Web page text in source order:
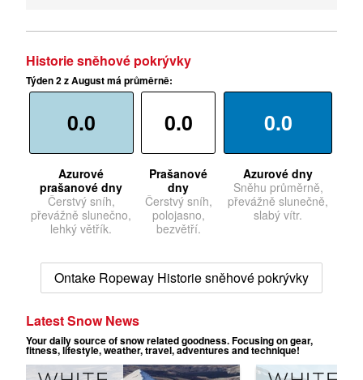
Historie sněhové pokrývky
Týden 2 z August má průměrně:
0.0
Azurové
prašanové dny
Čerstvý sníh,
převážně slunečno,
lehký větřík.
0.0
Prašanové
dny
Čerstvý sníh,
polojasno,
bezvětří.
0.0
Azurové dny
Sněhu průměrně,
převážně slunečně,
slabý vítr.
Ontake Ropeway Historie sněhové pokrývky